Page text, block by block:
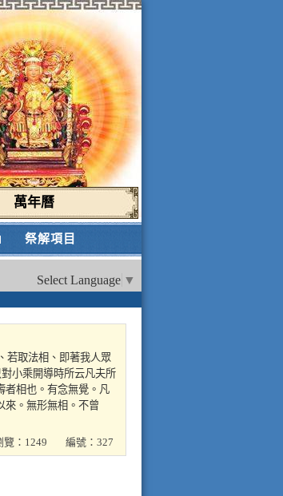
萬年曆
祭解項目
Select Language ▼
若取法相、即著我人眾
小乘開導時所云凡夫所
者相也。有念無覺。凡
來。無形無相。不曾
編號：327
覽：1249